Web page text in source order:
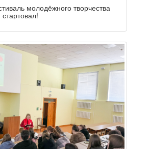
молодёжного творчества